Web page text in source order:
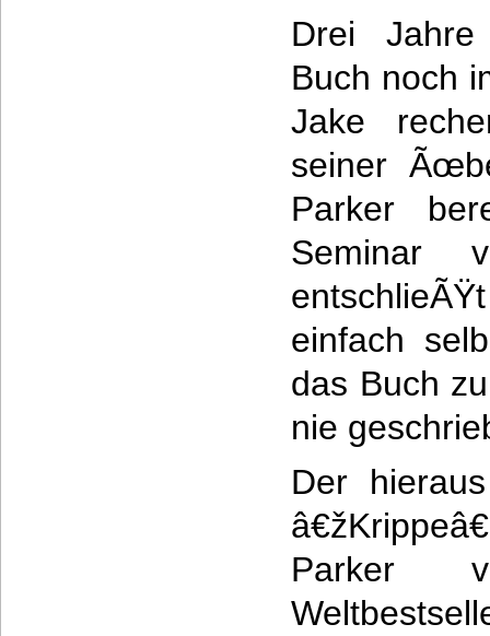
Drei
Buch noch
Jake
seiner
Parker
Seminar
einfach
das Buch
nie
Der
Parker